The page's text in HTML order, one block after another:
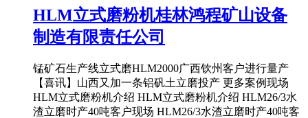
HLM立式磨粉机桂林鸿程矿山设备
制造有限责任公司
锰矿石生产线立式磨HLM2000广西钦州客户进行量产
【喜讯】山西又加一条铝矾土立磨投产 更多案例现场
HLM立式磨粉机介绍 HLM立式磨粉机介绍 HLM26/3水
渣立磨时产40吨客户现场 HLM26/3水渣立磨时产40吨客